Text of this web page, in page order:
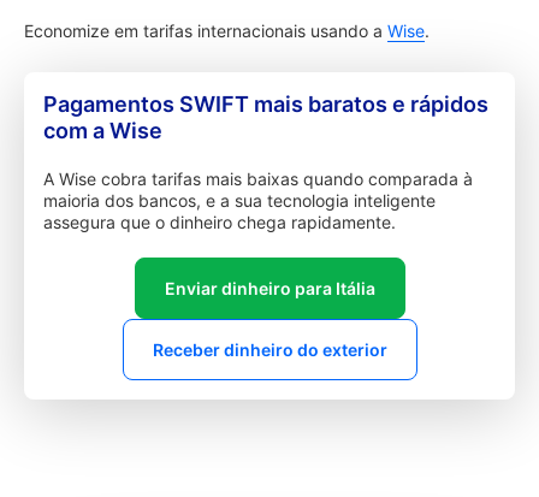
Economize em tarifas internacionais usando a Wise.
Pagamentos SWIFT mais baratos e rápidos
com a Wise
A Wise cobra tarifas mais baixas quando comparada à
maioria dos bancos, e a sua tecnologia inteligente
assegura que o dinheiro chega rapidamente.
Enviar dinheiro para Itália
Receber dinheiro do exterior